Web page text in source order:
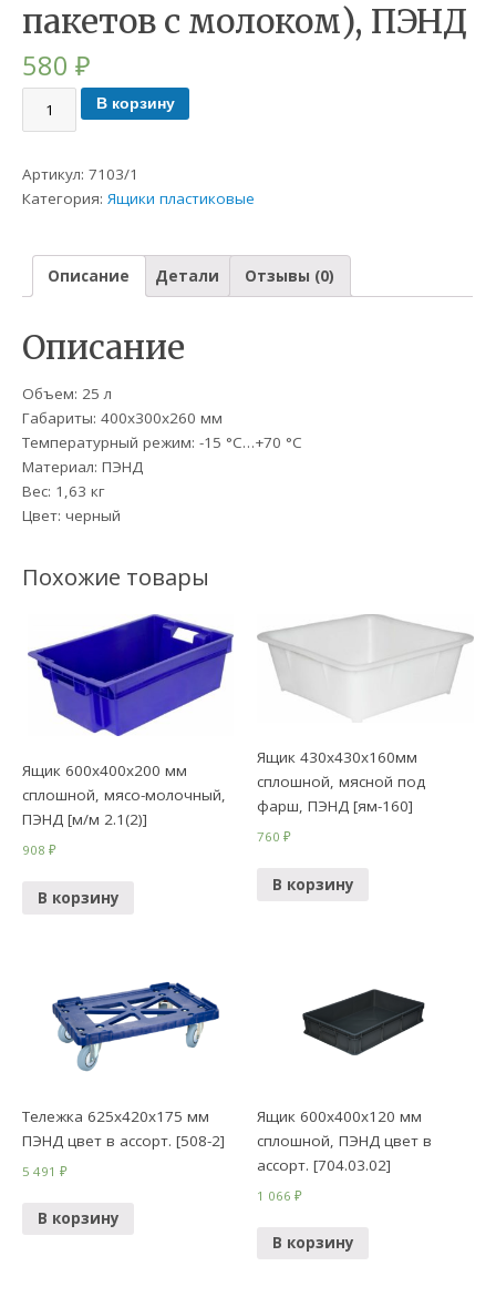
пакетов с молоком), ПЭНД
580₽
В корзину
Артикул:7103/1
Категория:Ящики пластиковые
Описание Детали Отзывы (0)
Описание
Объем: 25 л
Габариты: 400х300х260 мм
Температурный режим: -15 °C…+70 °C
Материал: ПЭНД
Вес: 1,63 кг
Цвет: черный
Похожие товары
Ящик 600х400х200 мм
сплошной, мясо-молочный,
ПЭНД [м/м 2.1(2)]
908₽
В корзину
Ящик 430х430х160мм
сплошной, мясной под
фарш, ПЭНД [ям-160]
760₽
В корзину
Тележка 625х420х175 мм
ПЭНД цвет в ассорт. [508-2]
5 491₽
В корзину
Ящик 600х400х120 мм
сплошной, ПЭНД цвет в
ассорт. [704.03.02]
1 066₽
В корзину